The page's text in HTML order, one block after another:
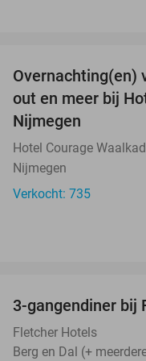
Overnachting(en)
out en meer bij
Nijmegen
Hotel Courage
Nijmegen
Verkocht: 735
3-gangendiner bij
Fletcher Hotels
Berg en Dal (+